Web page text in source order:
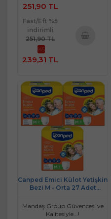
251,90 TL
Fast/Eft %5
indirimli
251,90 TL
%5
239,31 TL
Canped Emici Külot Yetişkin
Bezi M - Orta 27 Adet
Mandaş Group Güvencesi ve
Kalitesiyle...!